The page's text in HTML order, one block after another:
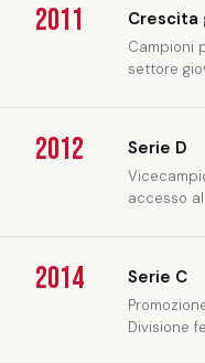
2011 Crescita
Campioni
settore
2012 Serie D
accesso
2014 Serie C
Divisione